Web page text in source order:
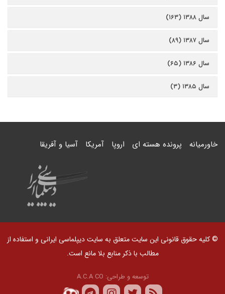
سال ۱۳۸۸ (۱۶۳)
سال ۱۳۸۷ (۸۹)
سال ۱۳۸۶ (۶۵)
سال ۱۳۸۵ (۳)
خاورمیانه پرونده هسته ای اروپا آمریکا آسیا و آفریقا
© کلیه حقوق قانونی این سایت متعلق به سایت دیپلماسی ایرانی و استفاده از
مطالب با ذکر منابع بلا مانع است.
توسعه و طراحی: A.C.A CO